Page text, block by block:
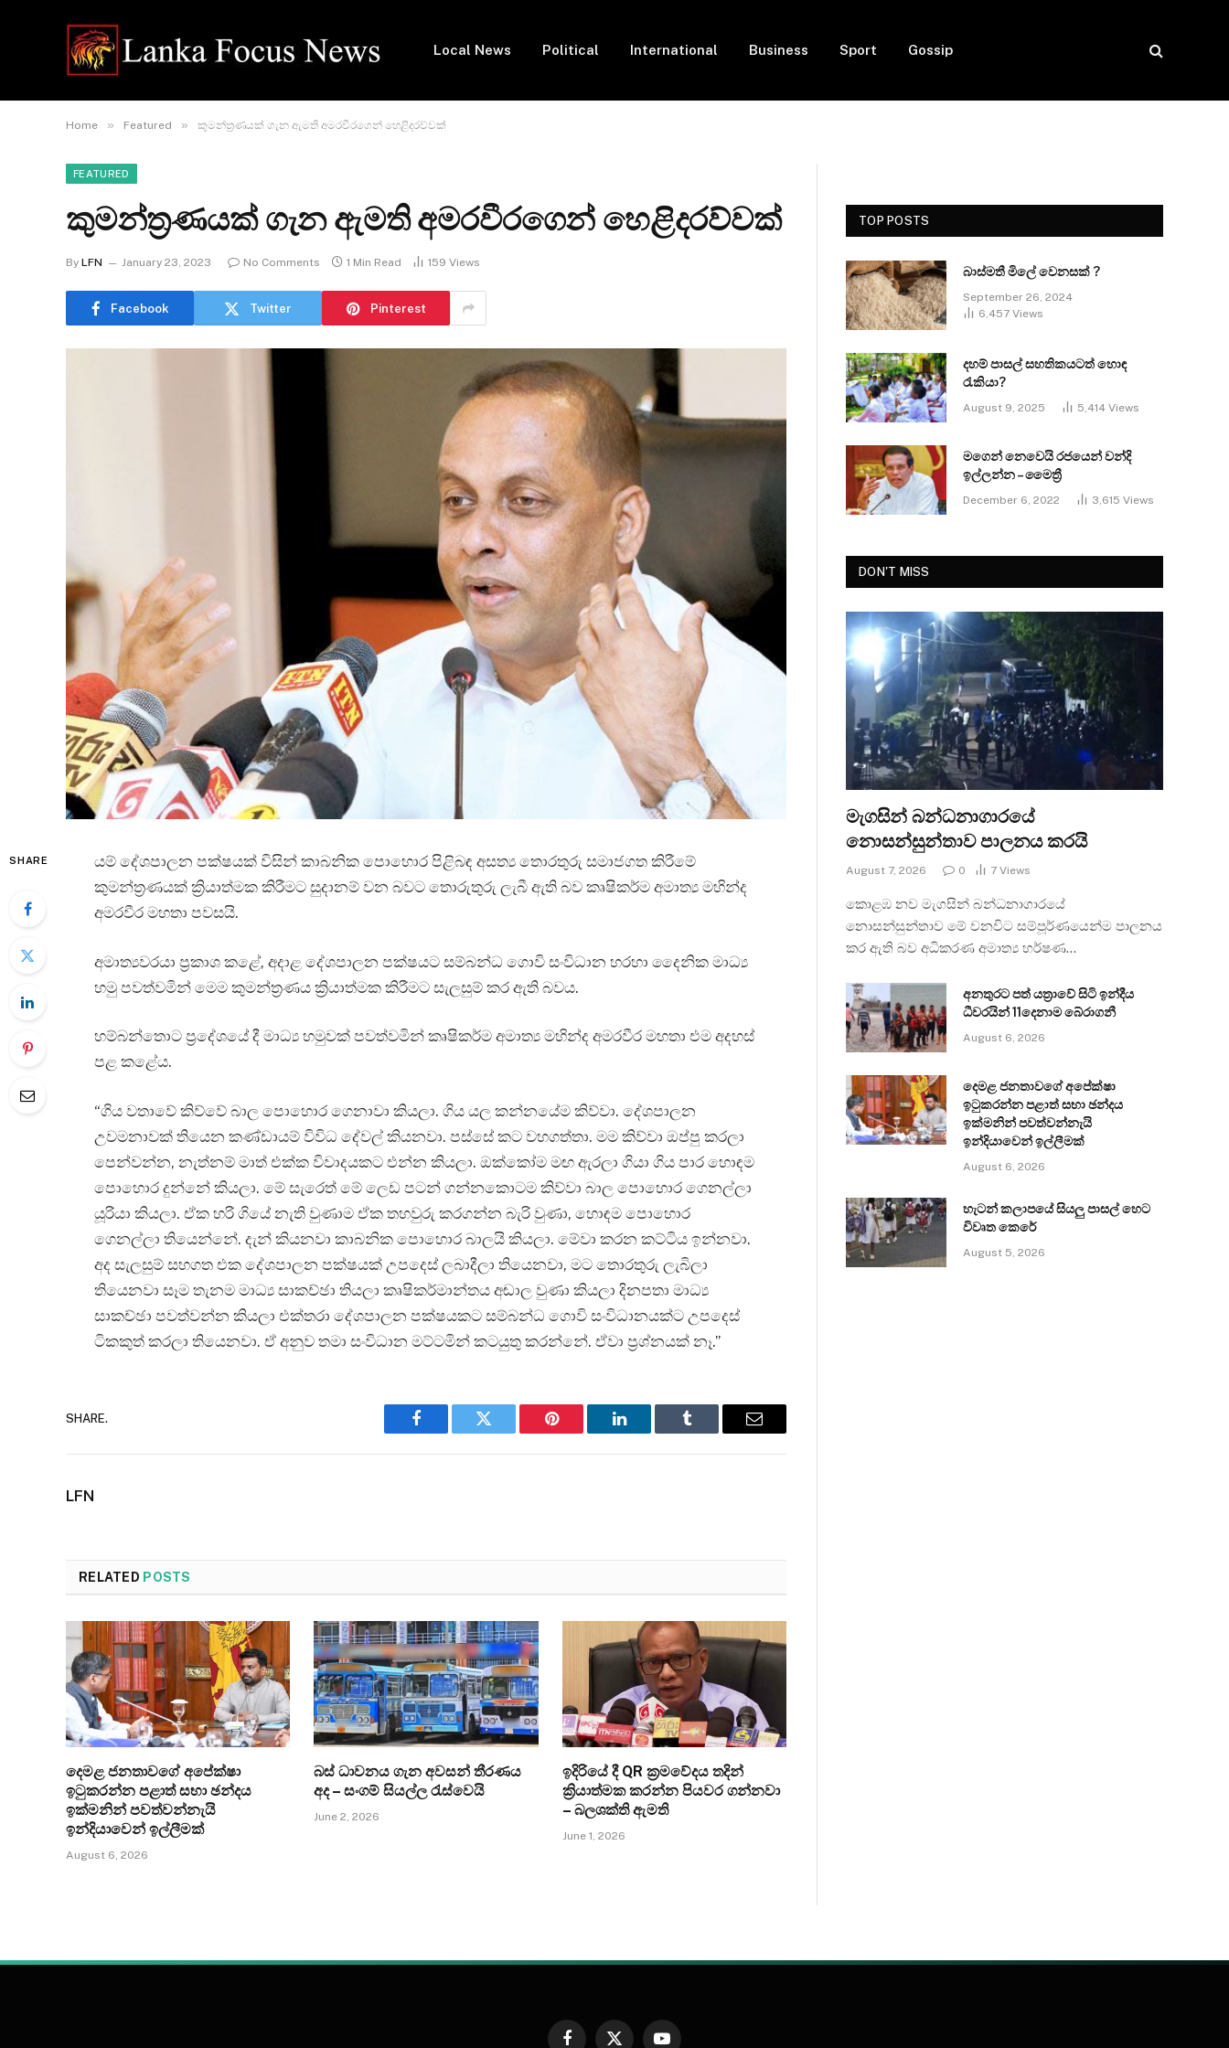
Local News Political International Business Sport Gossip
Home » Featured » කුමන්ත්‍රණයක් ගැන ඇමති අමරවීරගෙන් හෙළිදරව්වක්
FEATURED
කුමන්ත්‍රණයක් ගැන ඇමති අමරවීරගෙන් හෙළිදරව්වක්
By LFN January 23, 2023 No Comments 1 Min Read 159 Views
Facebook Twitter Pinterest
SHARE
යම් දේශපාලන පක්ෂයක් විසින් කාබනික පොහොර පිළිබඳ අසත්‍ය තොරතුරු සමාජගත කිරීමේ
කුමන්ත්‍රණයක් ක්‍රියාත්මක කිරීමට සුදානම් වන බවට තොරුතුරු ලැබී ඇති බව කෘෂිකර්ම අමාත්‍ය මහින්ද
අමරවීර මහතා පවසයි.
අමාත්‍යවරයා ප්‍රකාශ කළේ, අදාළ දේශපාලන පක්ෂයට සම්බන්ධ ගොවි සංවිධාන හරහා දෛනික මාධ්‍ය
හමු පවත්වමින් මෙම කුමන්ත්‍රණය ක්‍රියාත්මක කිරීමට සැලසුම් කර ඇති බවය.
හම්බන්තොට ප්‍රදේශයේ දී මාධ්‍ය හමුවක් පවත්වමින් කෘෂිකර්ම අමාත්‍ය මහින්ද අමරවීර මහතා එම අදහස්
පළ කළේය.
“ගිය වතාවේ කිව්වේ බාල පොහොර ගෙනාවා කියලා. ගිය යල කන්නයේම කිව්වා. දේශපාලන
උවමනාවක් තියෙන කණ්ඩායම් විවිධ දේවල් කියනවා. පස්සේ කට වහගත්තා. මම කිව්වා ඔප්පු කරලා
පෙන්වන්න, නැත්නම් මාත් එක්ක විවාදයකට එන්න කියලා. ඔක්කෝම මඟ ඇරලා ගියා ගිය පාර හොඳම
පොහොර දුන්නේ කියලා. මේ සැරෙත් මේ ලෙඩ පටන් ගන්නකොටම කිව්වා බාල පොහොර ගෙනල්ලා
යූරියා කියලා. ඒක හරි ගියේ නැති වුණාම ඒක තහවුරු කරගන්න බැරි වුණා, හොඳම පොහොර
ගෙනල්ලා තියෙන්නේ. දැන් කියනවා කාබනික පොහොර බාලයි කියලා. මේවා කරන කට්ටිය ඉන්නවා.
අද සැලසුම් සහගත එක දේශපාලන පක්ෂයක් උපදෙස් ලබාදීලා තියෙනවා, මට තොරතුරු ලැබිලා
තියෙනවා සෑම තැනම මාධ්‍ය සාකච්ඡා තියලා කෘෂිකර්මාන්තය අඬාල වුණා කියලා දිනපතා මාධ්‍ය
සාකච්ඡා පවත්වන්න කියලා එක්තරා දේශපාලන පක්ෂයකට සම්බන්ධ ගොවි සංවිධානයක්ට උපදෙස්
ටිකකුත් කරලා තියෙනවා. ඒ අනුව තමා සංවිධාන මට්ටමින් කටයුතු කරන්නේ. ඒවා ප්‍රශ්නයක් නෑ.”
SHARE.
Facebook Twitter Pinterest LinkedIn Tumblr Email
LFN
RELATED POSTS
දෙමළ ජනතාවගේ අපේක්ෂා
ඉටුකරන්න පළාත් සභා ඡන්දය
ඉක්මනින් පවත්වන්නැයි
ඉන්දියාවෙන් ඉල්ලීමක්
August 6, 2026
බස් ධාවනය ගැන අවසන් තීරණය
අද – සංගම් සියල්ල රැස්වෙයි
June 2, 2026
ඉදිරියේ දී QR ක්‍රමවේදය තදින්
ක්‍රියාත්මක කරන්න පියවර ගන්නවා
– බලශක්ති ඇමති
June 1, 2026
TOP POSTS
බාස්මතී මිලේ වෙනසක් ?
September 26, 2024
6,457 Views
දහම් පාසල් සහතිකයටත් හොඳ
රැකියා?
August 9, 2025 5,414 Views
මගෙන් නෙවෙයි රජයෙන් වන්දි
ඉල්ලන්න – මෛත්‍රී
December 6, 2022 3,615 Views
DON'T MISS
මැගසින් බන්ධනාගාරයේ
නොසන්සුන්තාව පාලනය කරයි
August 7, 2026 0 7 Views
කොළඹ නව මැගසින් බන්ධනාගාරයේ
නොසන්සුන්තාව මේ වනවිට සම්පූර්ණයෙන්ම පාලනය
කර ඇති බව අධිකරණ අමාත්‍ය හර්ෂණ…
අනතුරට පත් යත්‍රාවේ සිටි ඉන්දීය
ධීවරයින් 11දෙනාම බේරාගනී
August 6, 2026
දෙමළ ජනතාවගේ අපේක්ෂා
ඉටුකරන්න පළාත් සභා ඡන්දය
ඉක්මනින් පවත්වන්නැයි
ඉන්දියාවෙන් ඉල්ලීමක්
August 6, 2026
හැටන් කලාපයේ සියලු පාසල් හෙට
විවෘත කෙරේ
August 5, 2026